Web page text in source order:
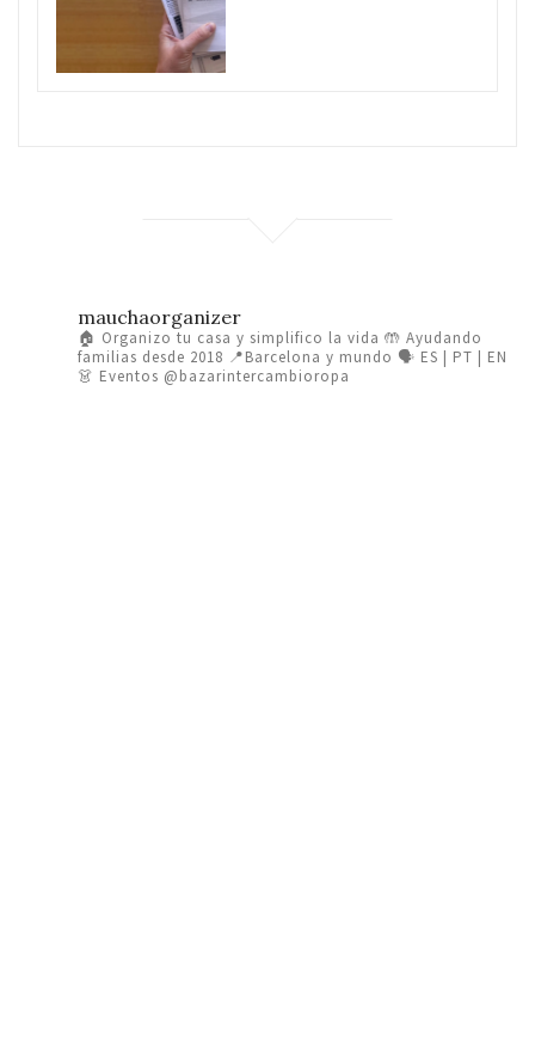
mauchaorganizer
🏠 Organizo tu casa y simplifico la vida 🤲 Ayudando
familias desde 2018 📍Barcelona y mundo 🗣️ ES | PT | EN
👗 Eventos @bazarintercambioropa